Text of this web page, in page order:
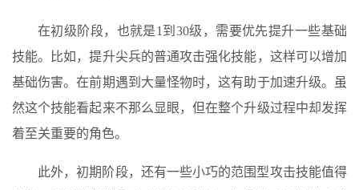
在初级阶段，也就是1到30级，需要优先提升一些基础
技能。比如，提升尖兵的普通攻击强化技能，这样可以增加
基础伤害。在前期遇到大量怪物时，这有助于加速升级。虽
然这个技能看起来不那么显眼，但在整个升级过程中却发挥
着至关重要的角色。
此外，初期阶段，还有一些小巧的范围型攻击技能值得